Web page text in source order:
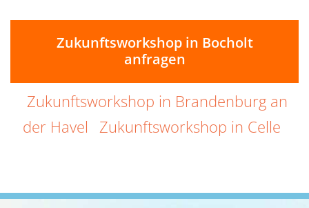
Zukunftsworkshop in Bocholt
anfragen
Zukunftsworkshop in Brandenburg an
der Havel
Zukunftsworkshop in Celle